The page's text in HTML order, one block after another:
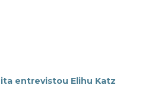
entrevistou Elihu Katz